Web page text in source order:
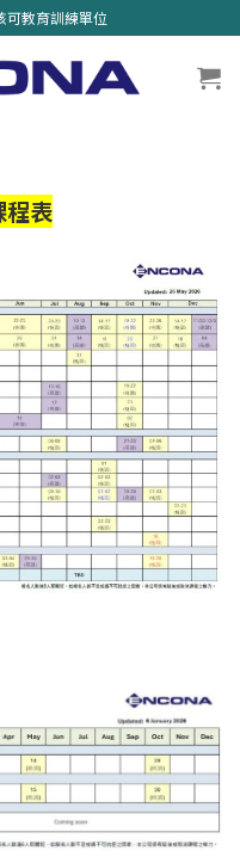
可教育訓練單位
程表